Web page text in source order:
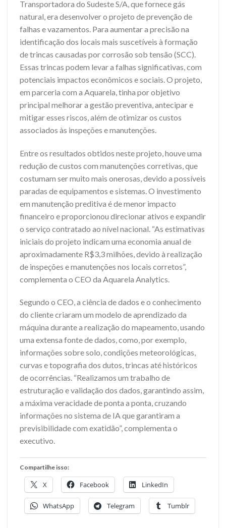
Transportadora do Sudeste S/A, que fornece gás
natural, era desenvolver o projeto de prevenção de
falhas e vazamentos. Para aumentar a precisão na
identificação dos locais mais suscetíveis à formação
de trincas causadas por corrosão sob tensão (SCC).
Essas trincas podem levar a falhas significativas, com
potenciais impactos econômicos e sociais. O projeto,
em parceria com a Aquarela, tinha por objetivo
principal melhorar a gestão preventiva, antecipar e
mitigar esses riscos, além de otimizar os custos
associados às inspeções e manutenções.
Entre os resultados obtidos neste projeto, houve uma
redução de custos com manutenções corretivas, que
costumam ser muito mais onerosas, devido a possíveis
paradas de equipamentos e sistemas. O investimento
em manutenção preditiva é de menor impacto
financeiro e proporcionou direcionar ativos e expandir
o serviço contratado ao nível nacional. “As estimativas
iniciais do projeto indicam uma economia anual de
aproximadamente R$3,3 milhões, devido à realização
de inspeções e manutenções nos locais corretos”,
complementa o CEO da Aquarela Analytics.
Segundo o CEO, a ciência de dados e o conhecimento
do cliente criaram um modelo de aprendizado da
máquina durante a realização do mapeamento, usando
uma extensa fonte de dados, como, por exemplo,
informações sobre solo, condições meteorológicas,
curvas e topografia dos dutos, trincas até históricos
de ocorrências. “Realizamos um trabalho de
estruturação e validação dos dados, garantindo assim,
a máxima veracidade de ponta a ponta, cruzando
informações no sistema de IA que garantiram a
previsibilidade com exatidão”, complementa o
executivo.
Compartilhe isso:
X Facebook LinkedIn
WhatsApp Telegram Tumblr